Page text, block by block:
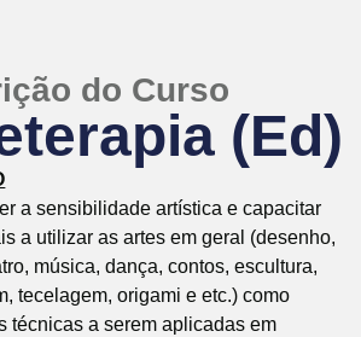
do Curso
(Ed)
a sensibilidade artística e capacitar
a utilizar as artes em geral (desenho,
música, dança, contos, escultura,
tecelagem, origami e etc.) como
técnicas a serem aplicadas em